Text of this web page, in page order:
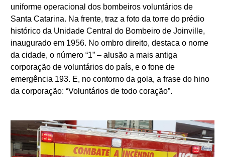
uniforme operacional dos bombeiros voluntários de
Santa Catarina. Na frente, traz a foto da torre do prédio
histórico da Unidade Central do Bombeiro de Joinville,
inaugurado em 1956. No ombro direito, destaca o nome
da cidade, o número “1” – alusão a mais antiga
corporação de voluntários do país, e o fone de
emergência 193. E, no contorno da gola, a frase do hino
da corporação: “Voluntários de todo coração”.